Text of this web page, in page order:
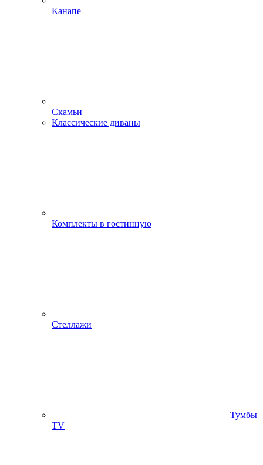
Канапе
Скамьи
Классические диваны
Комплекты в гостинную
Стеллажи
Тумбы
ТV